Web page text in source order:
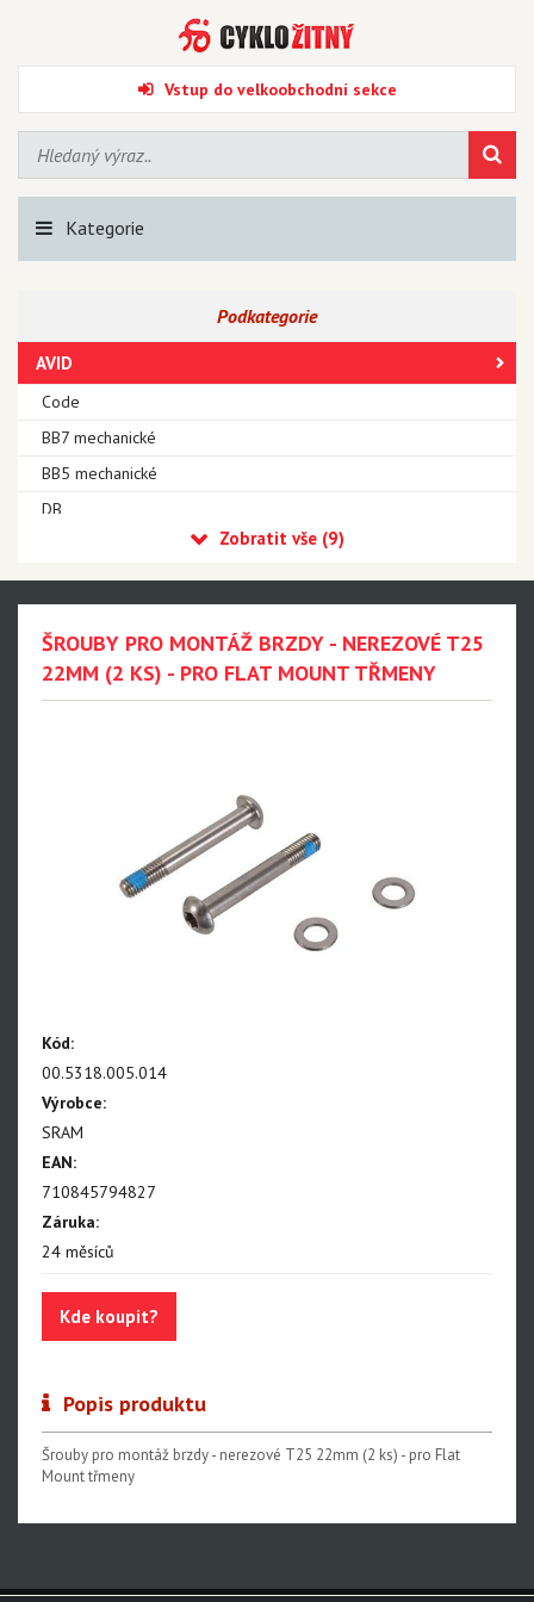
Vstup do velkoobchodní sekce
Kategorie
Podkategorie
AVID
Code
BB7 mechanické
BB5 mechanické
DB
Hydraulické kot. brzdy
Mechanické kot. brzdy
Odvzdušňovací sady
Náhradní díly
Maxima Racing Oils
Výprodej
ŠROUBY PRO MONTÁŽ BRZDY - NEREZOVÉ T25
22MM (2 KS) - PRO FLAT MOUNT TŘMENY
Kód:
00.5318.005.014
Výrobce:
SRAM
EAN:
710845794827
Záruka:
24 měsíců
Kde koupit?
Popis produktu
Šrouby pro montáž brzdy - nerezové T25 22mm (2 ks) - pro Flat
Mount třmeny